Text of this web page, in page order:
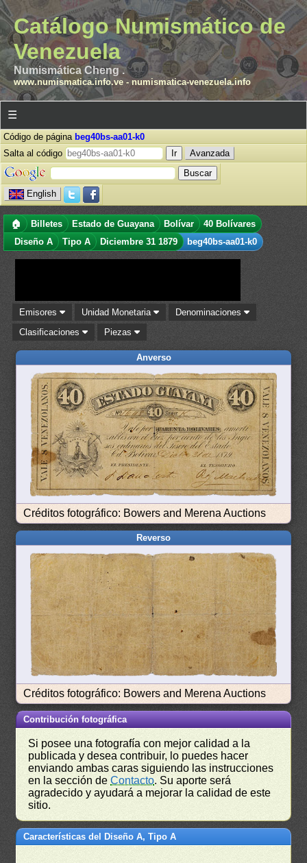
Catálogo Numismático de
Venezuela
Numismática Cheng .
www.numismatica.info.ve- numismatica-venezuela.info
☰
Código de página beg40bs-aa01-k0
Salta al código
Avanzada
English
🏠 Billetes Estado de Guayana Bolívar
40 Bolívares
Diseño A
Tipo A Diciembre 31 1879 beg40bs-aa01-k0
Emisores Unidad Monetaria
Denominaciones
Clasificaciones
Piezas
Anverso
Créditos fotográfico: Bowers and Merena Auctions
Reverso
Créditos fotográfico: Bowers and Merena Auctions
Contribución fotográfica
Si posee una fotografía con mejor calidad a la
publicada y desea contribuir, lo puedes hacer
enviando ambas caras siguiendo las instrucciones
en la sección deContacto. Su aporte será
agradecido y ayudará a mejorar la calidad de este
sitio.
Características del Diseño A, Tipo A